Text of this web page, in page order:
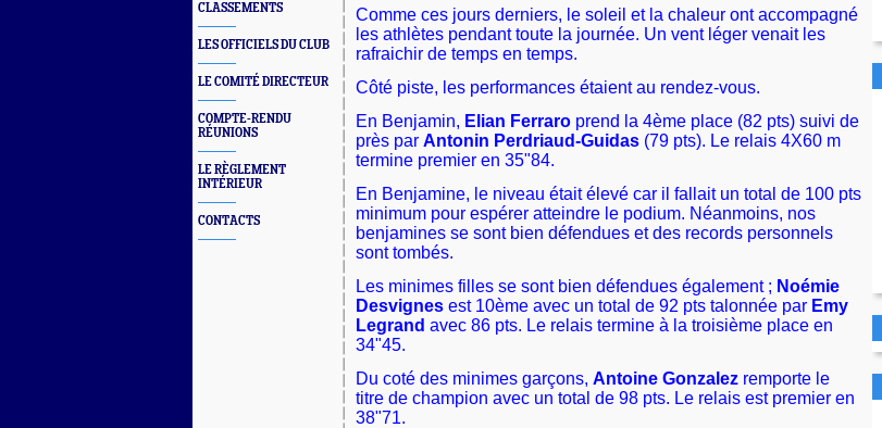
CLASSEMENTS
LES OFFICIELS DU CLUB
LE COMITÉ DIRECTEUR
COMPTE-RENDU
RÉUNIONS
LE RÈGLEMENT
INTÉRIEUR
CONTACTS
Comme ces jours derniers, le soleil et la chaleur ont accompagné
les athlètes pendant toute la journée. Un vent léger venait les
rafraichir de temps en temps.
Côté piste, les performances étaient au rendez-vous.
En Benjamin, Elian Ferraro prend la 4ème place (82 pts) suivi de
près par Antonin Perdriaud-Guidas (79 pts). Le relais 4X60 m
termine premier en 35"84.
En Benjamine, le niveau était élevé car il fallait un total de 100 pts
minimum pour espérer atteindre le podium. Néanmoins, nos
benjamines se sont bien défendues et des records personnels
sont tombés.
Les minimes filles se sont bien défendues également ; Noémie
Desvignes est 10ème avec un total de 92 pts talonnée par Emy
Legrand avec 86 pts. Le relais termine à la troisième place en
34"45.
Du coté des minimes garçons, Antoine Gonzalez remporte le
titre de champion avec un total de 98 pts. Le relais est premier en
38"71.